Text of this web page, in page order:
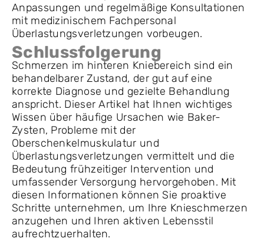
Anpassungen und regelmäßige Konsultationen
mit medizinischem Fachpersonal
Überlastungsverletzungen vorbeugen.
Schlussfolgerung
Schmerzen im hinteren Kniebereich sind ein
behandelbarer Zustand, der gut auf eine
korrekte Diagnose und gezielte Behandlung
anspricht. Dieser Artikel hat Ihnen wichtiges
Wissen über häufige Ursachen wie Baker-
Zysten, Probleme mit der
Oberschenkelmuskulatur und
Überlastungsverletzungen vermittelt und die
Bedeutung frühzeitiger Intervention und
umfassender Versorgung hervorgehoben. Mit
diesen Informationen können Sie proaktive
Schritte unternehmen, um Ihre Knieschmerzen
anzugehen und Ihren aktiven Lebensstil
aufrechtzuerhalten.